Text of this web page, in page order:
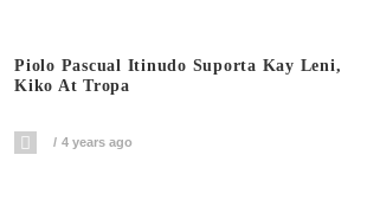
Piolo Pascual Itinudo Suporta Kay Leni,
Kiko At Tropa
4 years ago